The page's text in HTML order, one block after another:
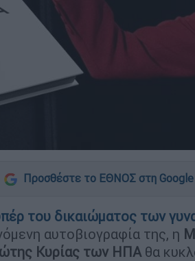
Προσθέστε το ΕΘΝΟΣ στη Google
του δικαιώματος των
αυτοβιογραφία της, η
Κυρίας των ΗΠΑ θα